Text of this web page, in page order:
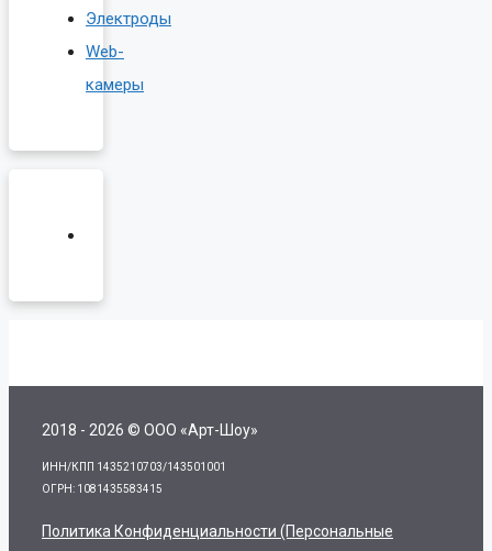
Электроды
Web-
камеры
2018 - 2026 © ООО «Арт-Шоу»
ИНН/КПП 1435210703/143501001
ОГРН: 1081435583415
Политика Конфиденциальности (персональные